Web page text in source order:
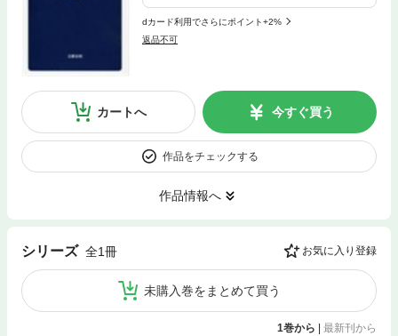
dカード利用でさらにポイント+2%
返品不可
カートへ 今すぐ買う
作品をチェックする
作品情報へ
シリーズ 全1冊 お気に入り登録
未購入巻をまとめて買う
1巻から 最新刊から